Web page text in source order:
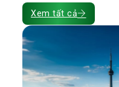
Xem tất cả